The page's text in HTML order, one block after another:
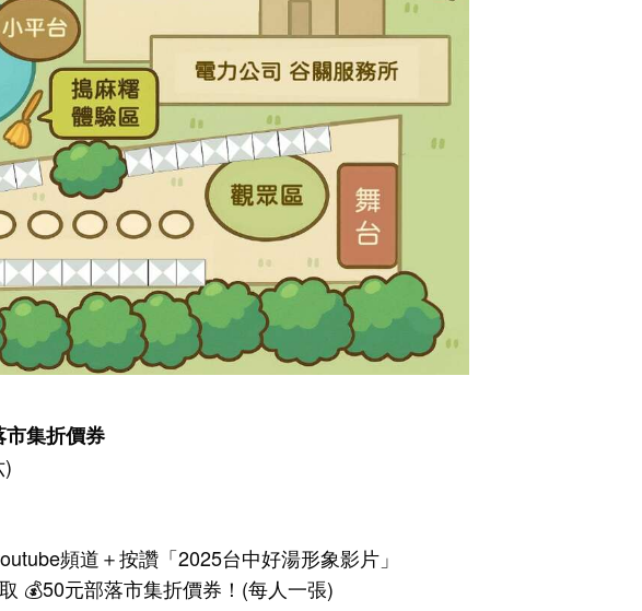
市集折價券
頻道＋按讚「2025台中好湯形象影片」
💰50元部落市集折價券！(每人一張)